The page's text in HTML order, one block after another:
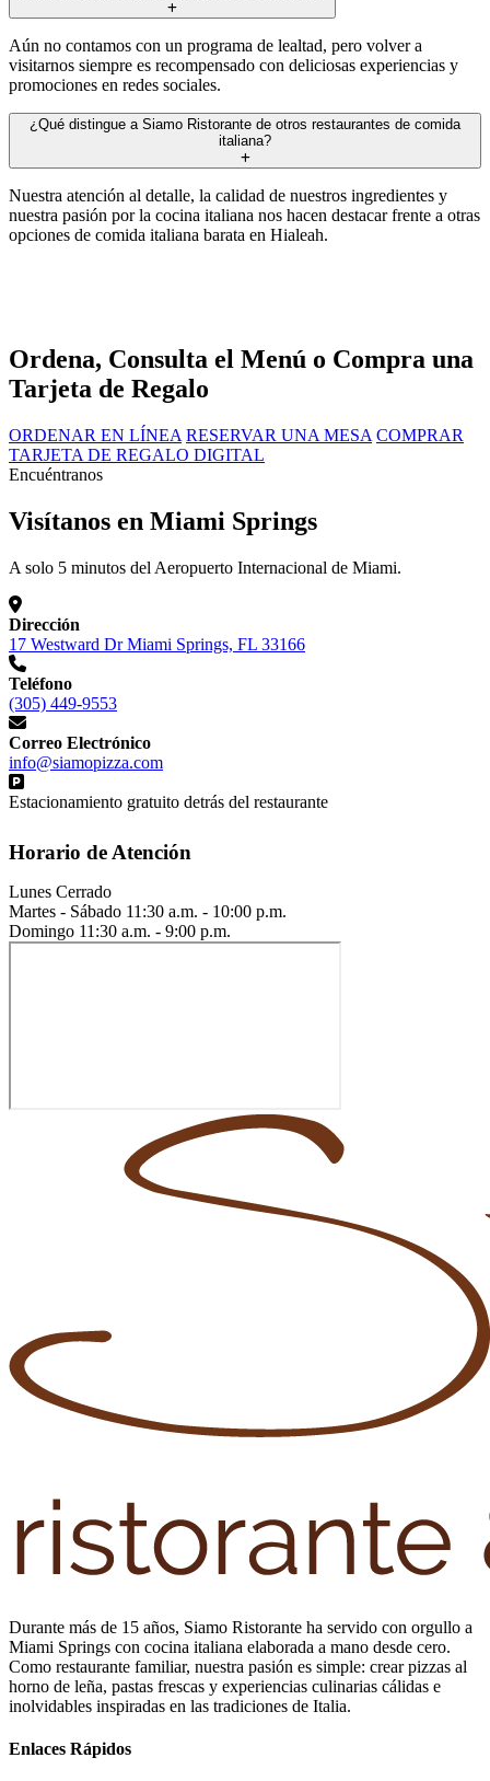
Aún no contamos con un programa de lealtad, pero volver a
visitarnos siempre es recompensado con deliciosas experiencias y
promociones en redes sociales.
¿Qué distingue a Siamo Ristorante de otros restaurantes de comida
italiana?
Nuestra atención al detalle, la calidad de nuestros ingredientes y
nuestra pasión por la cocina italiana nos hacen destacar frente a otras
opciones de comida italiana barata en Hialeah.
Ordena, Consulta el Menú o Compra una
Tarjeta de Regalo
ORDENAR EN LÍNEA RESERVAR UNA MESA COMPRAR
TARJETA DE REGALO DIGITAL
Encuéntranos
Visítanos en Miami Springs
A solo 5 minutos del Aeropuerto Internacional de Miami.
Dirección
17 Westward Dr Miami Springs, FL 33166
Teléfono
(305) 449-9553
Correo Electrónico
info@siamopizza.com
Estacionamiento gratuito detrás del restaurante
Horario de Atención
Lunes Cerrado
Martes - Sábado 11:30 a.m. - 10:00 p.m.
Domingo 11:30 a.m. - 9:00 p.m.
Durante más de 15 años, Siamo Ristorante ha servido con orgullo a
Miami Springs con cocina italiana elaborada a mano desde cero.
Como restaurante familiar, nuestra pasión es simple: crear pizzas al
horno de leña, pastas frescas y experiencias culinarias cálidas e
inolvidables inspiradas en las tradiciones de Italia.
Enlaces Rápidos